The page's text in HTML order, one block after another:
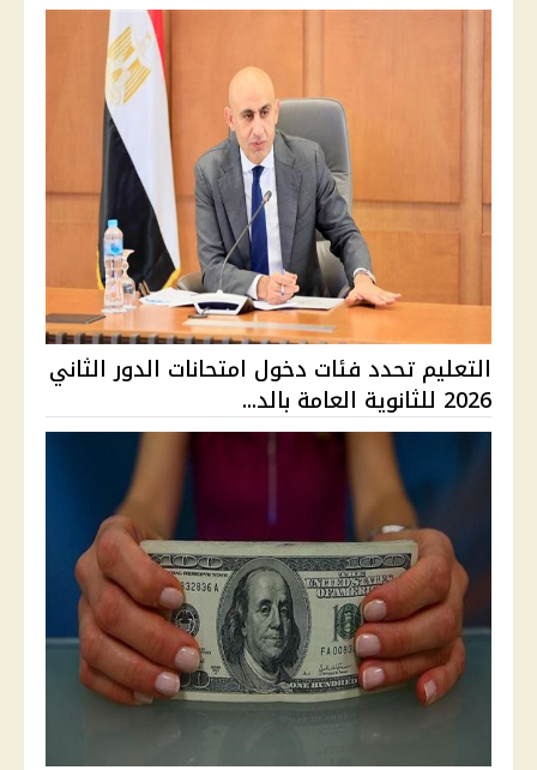
التعليم تحدد فئات دخول امتحانات الدور الثاني
2026 للثانوية العامة بالد...